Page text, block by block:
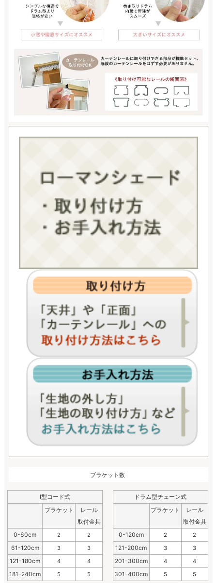
ブラケット数
I型コード式
ブラケット
レール
取付金具
0-60cm
2 2
61-120cm 3 3
121-180cm 4 4
181-240cm 5 5
ドラム型チェーン式
ブラケット
レール
取付金具
0-120cm
2 2
121-200cm 3 3
201-300cm 4 4
301-400cm 5 5